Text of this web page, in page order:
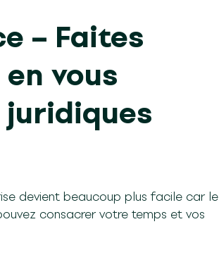
– Faites
vous
devient beaucoup plus facile car le
consacrer votre temps et vos